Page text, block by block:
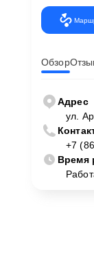
Обзор
Адрес
ул.
+7
Время